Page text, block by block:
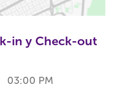
in y Check-out
03:00 PM